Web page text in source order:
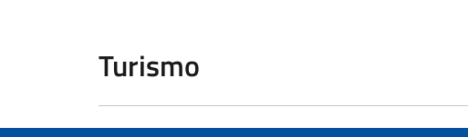
Turismo